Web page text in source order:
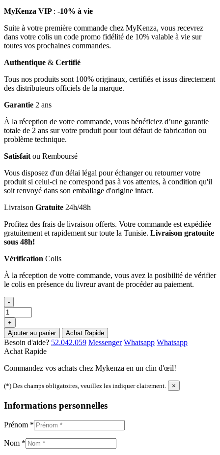
MyKenza VIP : -10% à vie
Suite à votre première commande chez MyKenza, vous recevrez
dans votre colis un code promo fidélité de 10% valable à vie sur
toutes vos prochaines commandes.
Authentique & Certifié
Tous nos produits sont 100% originaux, certifiés et issus directement
des distributeurs officiels de la marque.
Garantie 2 ans
À la réception de votre commande, vous bénéficiez d’une garantie
totale de 2 ans sur votre produit pour tout défaut de fabrication ou
problème technique.
Satisfait ou Remboursé
Vous disposez d'un délai légal pour échanger ou retourner votre
produit si celui-ci ne correspond pas à vos attentes, à condition qu'il
soit renvoyé dans son emballage d'origine intact.
Livraison Gratuite 24h/48h
Profitez des frais de livraison offerts. Votre commande est expédiée
gratuitement et rapidement sur toute la Tunisie. Livraison gratouite
sous 48h!
Vérification Colis
À la réception de votre commande, vous avez la posibilité de vérifier
le colis en présence du livreur avant de procéder au paiement.
-
+
Ajouter au panier
Achat Rapide
Besoin d'aide? 52.042.059 Messenger Whatsapp Whatsapp
Achat Rapide
Commandez vos achats chez Mykenza en un clin d'œil!
(*) Des champs obligatoires, veuillez les indiquer clairement. ×
Informations personnelles
Prénom *
Nom *